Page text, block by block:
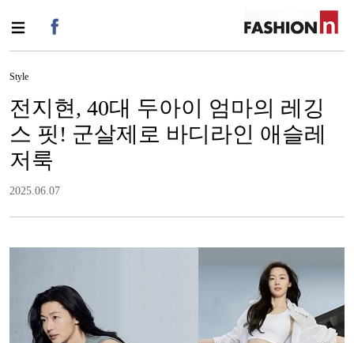
Style
전지현, 40대 두아이 엄마의 레깅
스 핏! 군살제로 바디라인 애슬레
저룩
2025.06.07